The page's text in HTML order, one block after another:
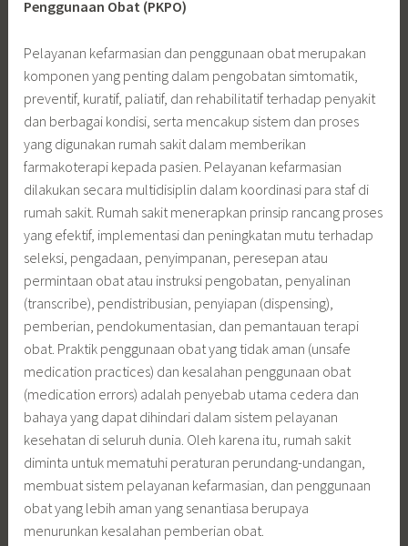
Penggunaan Obat (PKPO)
Pelayanan kefarmasian dan penggunaan obat merupakan
komponen yang penting dalam pengobatan simtomatik,
preventif, kuratif, paliatif, dan rehabilitatif terhadap penyakit
dan berbagai kondisi, serta mencakup sistem dan proses
yang digunakan rumah sakit dalam memberikan
farmakoterapi kepada pasien. Pelayanan kefarmasian
dilakukan secara multidisiplin dalam koordinasi para staf di
rumah sakit. Rumah sakit menerapkan prinsip rancang proses
yang efektif, implementasi dan peningkatan mutu terhadap
seleksi, pengadaan, penyimpanan, peresepan atau
permintaan obat atau instruksi pengobatan, penyalinan
(transcribe), pendistribusian, penyiapan (dispensing),
pemberian, pendokumentasian, dan pemantauan terapi
obat. Praktik penggunaan obat yang tidak aman (unsafe
medication practices) dan kesalahan penggunaan obat
(medication errors) adalah penyebab utama cedera dan
bahaya yang dapat dihindari dalam sistem pelayanan
kesehatan di seluruh dunia. Oleh karena itu, rumah sakit
diminta untuk mematuhi peraturan perundang-undangan,
membuat sistem pelayanan kefarmasian, dan penggunaan
obat yang lebih aman yang senantiasa berupaya
menurunkan kesalahan pemberian obat.